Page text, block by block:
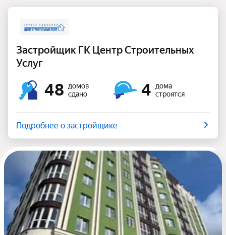
Застройщик ГК Центр Строительных
Услуг
48
домов
сдано
4
дома
строятся
Подробнее о застройщике